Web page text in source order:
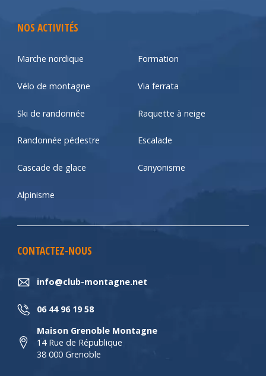
NOS ACTIVITÉS
Marche nordique Formation
Vélo de montagne Via ferrata
Ski de randonnée Raquette à neige
Randonnée pédestre Escalade
Cascade de glace Canyonisme
Alpinisme
CONTACTEZ-NOUS
info@club-montagne.net
06 44 96 19 58
Maison Grenoble Montagne
14 Rue de République
38 000 Grenoble